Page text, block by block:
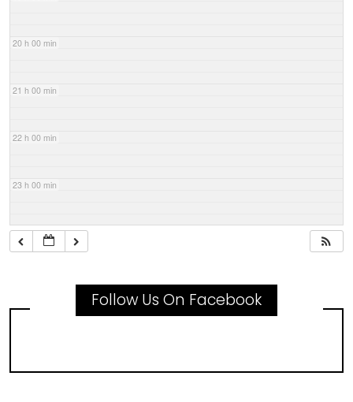
20 h 00 min
21 h 00 min
22 h 00 min
23 h 00 min
Follow Us On Facebook